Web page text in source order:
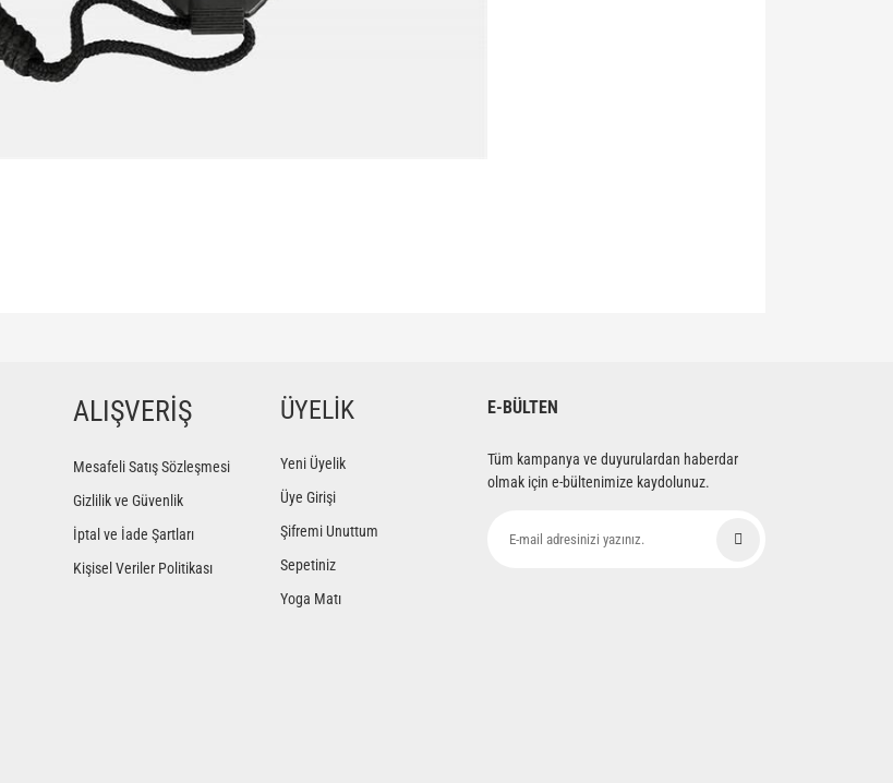
Yorum Yaz
ALIŞVERİŞ
Mesafeli Satış Sözleşmesi
Gizlilik ve Güvenlik
İptal ve İade Şartları
Kişisel Veriler Politikası
ÜYELİK
Yeni Üyelik
Üye Girişi
Şifremi Unuttum
Sepetiniz
Yoga Matı
E-BÜLTEN
Tüm kampanya ve duyurulardan haberdar
olmak için e-bültenimize kaydolunuz.